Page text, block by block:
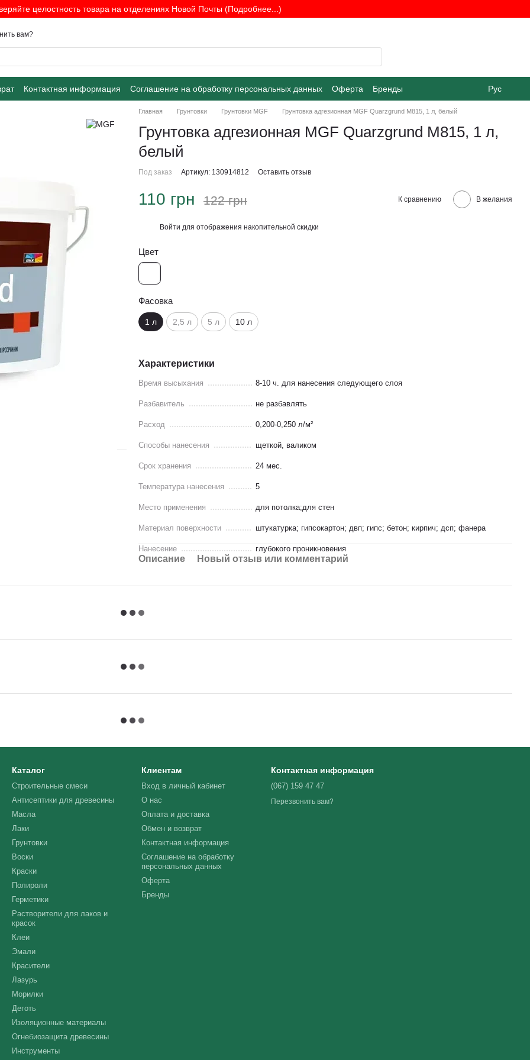
целостность товара на отделениях Новой Почты (Подробнее...)
вам?
Контактная информация Соглашение на обработку персональных данных Оферта Бренды Рус
Главная Грунтовки Грунтовки MGF Грунтовка адгезионная MGF Quarzgrund M815, 1 л, белый
Грунтовка адгезионная MGF Quarzgrund M815, 1 л,
белый
Под заказ Артикул: 130914812 Оставить отзыв
110 грн 122 грн К сравнению В желания
Войти для отображения накопительной скидки
Цвет
Фасовка
1 л 2,5 л 5 л 10 л
Характеристики
Время высыхания 8-10 ч. для нанесения следующего слоя
Разбавитель не разбавлять
Расход 0,200-0,250 л/м²
Способы нанесения щеткой, валиком
Срок хранения 24 мес.
Температура нанесения 5
Место применения для потолка;для стен
Материал поверхности штукатурка; гипсокартон; двп; гипс; бетон; кирпич; дсп; фанера
Нанесение глубокого проникновения
Описание Новый отзыв или комментарий
Каталог
Строительные смеси
Антисептики для древесины
Масла
Лаки
Грунтовки
Воски
Краски
Полироли
Герметики
Растворители для лаков и
красок
Клеи
Эмали
Красители
Лазурь
Морилки
Деготь
Изоляционные материалы
Огнебиозащита древесины
Инструменты
Клиентам
Вход в личный кабинет
О нас
Оплата и доставка
Обмен и возврат
Контактная информация
Соглашение на обработку
персональных данных
Оферта
Бренды
Контактная информация
(067) 159 47 47
Перезвонить вам?